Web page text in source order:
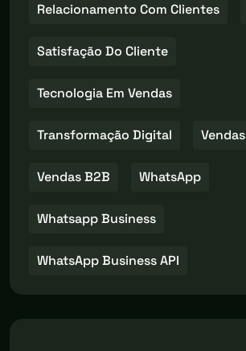
Relacionamento Com Clientes
Satisfação Do Cliente
Tecnologia Em Vendas
Transformação Digital Vendas
Vendas B2B WhatsApp
Whatsapp Business
WhatsApp Business API